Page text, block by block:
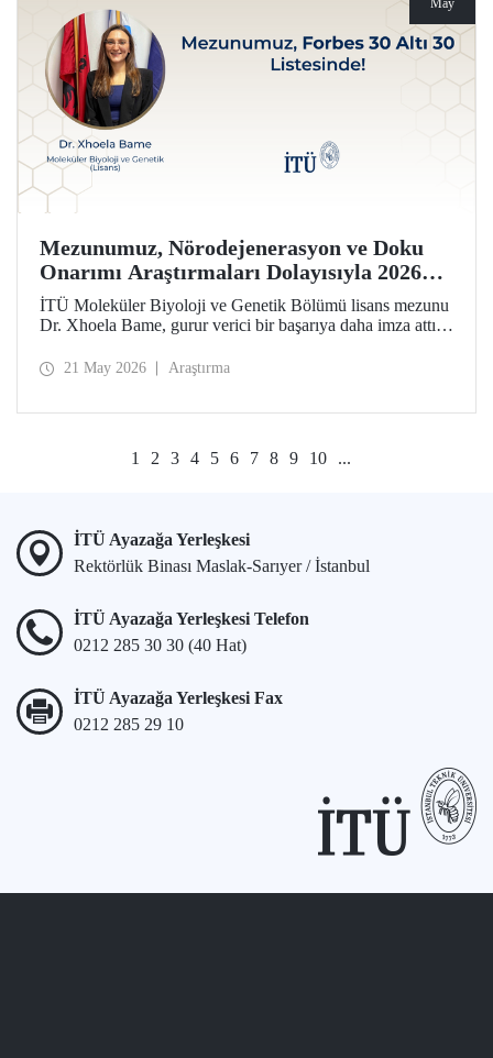
May
Mezunumuz, Nörodejenerasyon ve Doku
Onarımı Araştırmaları Dolayısıyla 2026
Forbes 30 Altı 30 Listesinde!
İTÜ Moleküler Biyoloji ve Genetik Bölümü lisans mezunu
Dr. Xhoela Bame, gurur verici bir başarıya daha imza attı.
çalışmaları dolayısıyla Forbes dergisinin “2026 Avrupa’nın
21 May 2026 Araştırma
1 2 3 4 5 6 7 8 9 10 ...
İTÜ Ayazağa Yerleşkesi
Rektörlük Binası Maslak-Sarıyer / İstanbul
İTÜ Ayazağa Yerleşkesi Telefon
0212 285 30 30 (40 Hat)
İTÜ Ayazağa Yerleşkesi Fax
0212 285 29 10